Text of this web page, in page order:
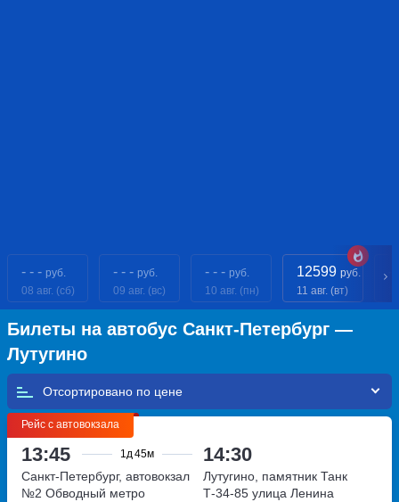
- - - руб.
08 авг. (сб)
- - - руб.
09 авг. (вс)
- - - руб.
10 авг. (пн)
12599 руб.
11 авг. (вт)
Билеты на автобус Санкт-Петербург —
Лутугино
Отсортировано по
Рейс с автовокзала
13:45 1д45м 14:30
Санкт-Петербург, автовокзал
№2 Обводный метро
Лутугино, памятник Танк
Т-34-85 улица Ленина